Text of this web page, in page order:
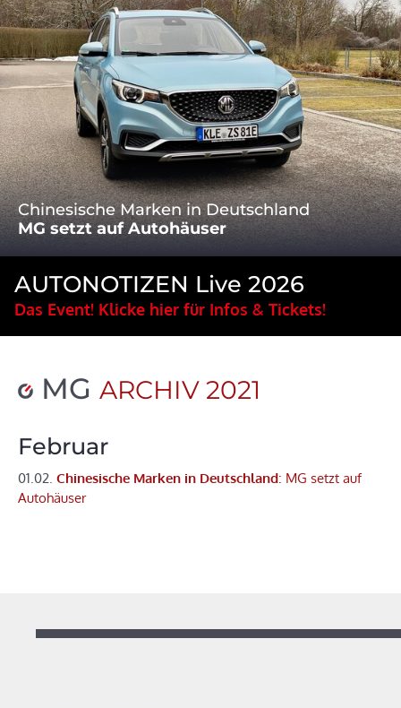
Chinesische Marken in Deutschland
MG setzt auf Autohäuser
AUTONOTIZEN Live 2026
Das Event! Klicke hier für Infos & Tickets!
MG ARCHIV 2021
Februar
01.02. Chinesische Marken in Deutschland: MG setzt auf
Autohäuser